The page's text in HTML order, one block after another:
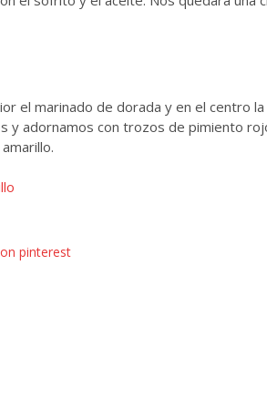
el marinado de dorada y en el centro
y adornamos con trozos de pimiento